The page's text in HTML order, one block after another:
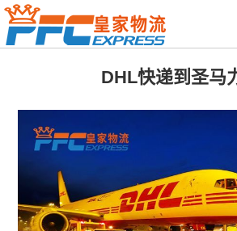
DHL快递到圣马